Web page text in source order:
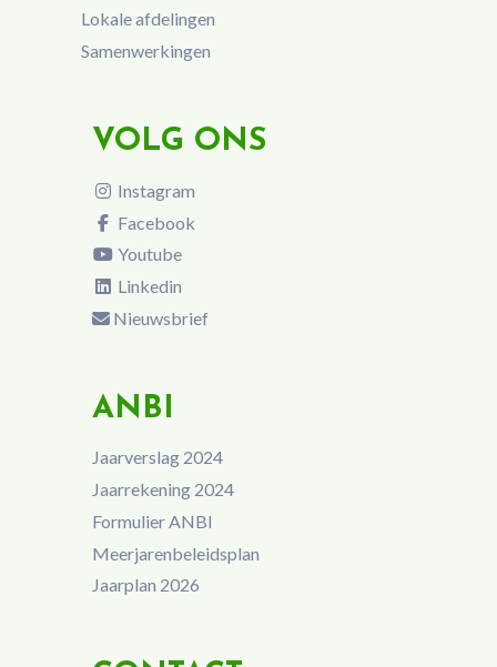
Lokale afdelingen
Samenwerkingen
VOLG ONS
Instagram
Facebook
Youtube
Linkedin
Nieuwsbrief
ANBI
Jaarverslag 2024
Jaarrekening 2024
Formulier ANBI
Meerjarenbeleidsplan
Jaarplan 2026